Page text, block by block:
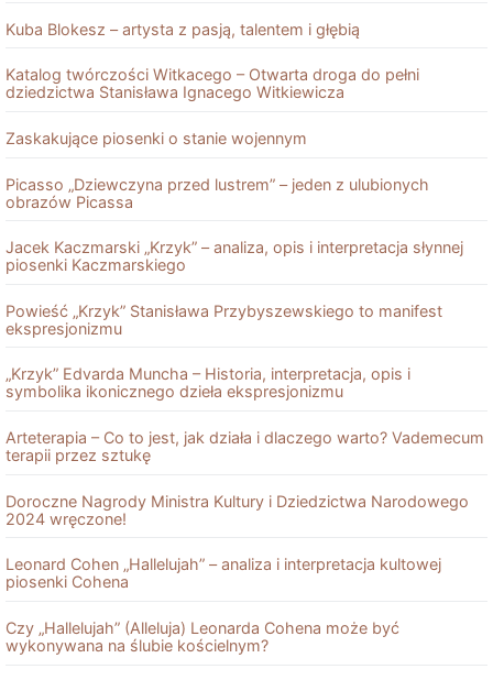
Kuba Blokesz – artysta z pasją, talentem i głębią
Katalog twórczości Witkacego – Otwarta droga do pełni
dziedzictwa Stanisława Ignacego Witkiewicza
Zaskakujące piosenki o stanie wojennym
Picasso „Dziewczyna przed lustrem” – jeden z ulubionych
obrazów Picassa
Jacek Kaczmarski „Krzyk” – analiza, opis i interpretacja słynnej
piosenki Kaczmarskiego
Powieść „Krzyk” Stanisława Przybyszewskiego to manifest
ekspresjonizmu
„Krzyk” Edvarda Muncha – Historia, interpretacja, opis i
symbolika ikonicznego dzieła ekspresjonizmu
Arteterapia – Co to jest, jak działa i dlaczego warto? Vademecum
terapii przez sztukę
Doroczne Nagrody Ministra Kultury i Dziedzictwa Narodowego
2024 wręczone!
Leonard Cohen „Hallelujah” – analiza i interpretacja kultowej
piosenki Cohena
Czy „Hallelujah” (Alleluja) Leonarda Cohena może być
wykonywana na ślubie kościelnym?